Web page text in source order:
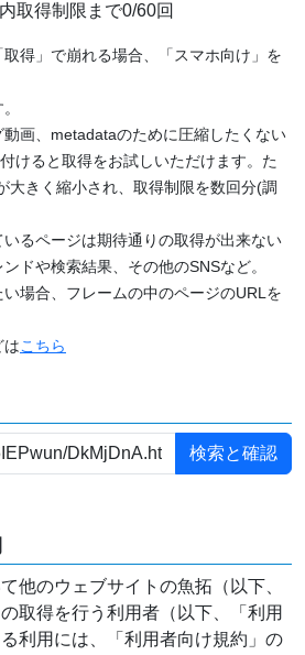
取得制限まで0/60回
得」で崩れる場合、「スマホ向け」を
画、metadataのために圧縮したくない
けると取得をお試しいただけます。た
大きく縮小され、取得制限を数回分(調
るページは期待通りの取得が出来ない
ドや検索結果、その他のSNSなど。
場合、フレームの中のページのURLを
はこちら
他のウェブサイトの魚拓（以下、
取得を行う利用者（以下、「利用
利用には、「利用者向け規約」の